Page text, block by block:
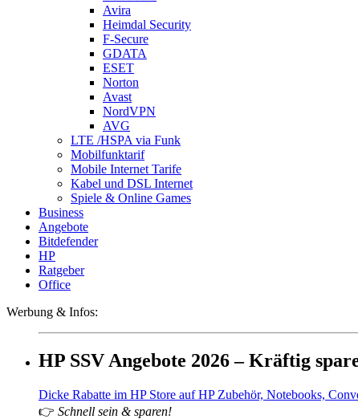
Avira
Heimdal Security
F-Secure
GDATA
ESET
Norton
Avast
NordVPN
AVG
LTE /HSPA via Funk
Mobilfunktarif
Mobile Internet Tarife
Kabel und DSL Internet
Spiele & Online Games
Business
Angebote
Bitdefender
HP
Ratgeber
Office
Werbung & Infos:
HP SSV Angebote 2026 – Kräftig
Dicke Rabatte im HP Store auf HP Zubehör, Notebooks,
👉 Schnell sein & sparen!